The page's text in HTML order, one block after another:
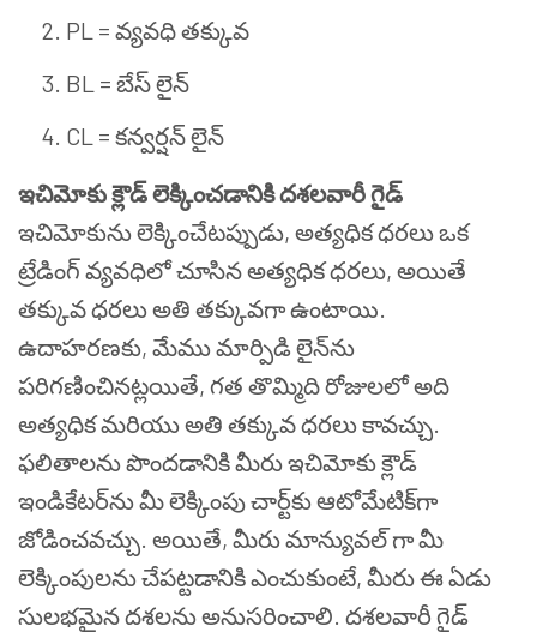
PL = వ్యవధి తక్కువ
BL = బేస్ లైన్
CL = కన్వర్షన్ లైన్
ఇచిమోకు క్లౌడ్ లెక్కించడానికి దశలవారీ గైడ్
ఇచిమోకును లెక్కించేటప్పుడు, అత్యధిక ధరలు ఒక
ట్రేడింగ్ వ్యవధిలో చూసిన అత్యధిక ధరలు, అయితే
తక్కువ ధరలు అతి తక్కువగా ఉంటాయి.
ఉదాహరణకు, మేము మార్పిడి లైన్‌ను
పరిగణించినట్లయితే, గత తొమ్మిది రోజులలో అది
అత్యధిక మరియు అతి తక్కువ ధరలు కావచ్చు.
ఫలితాలను పొందడానికి మీరు ఇచిమోకు క్లౌడ్
ఇండికేటర్‌ను మీ లెక్కింపు చార్ట్‌కు ఆటోమేటిక్‌గా
జోడించవచ్చు. అయితే, మీరు మాన్యువల్ గా మీ
లెక్కింపులను చేపట్టడానికి ఎంచుకుంటే, మీరు ఈ ఏడు
సులభమైన దశలను అనుసరించాలి. దశలవారీ గైడ్